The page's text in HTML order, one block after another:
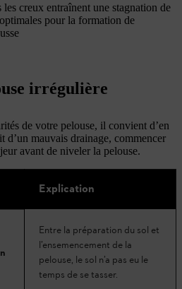
les creux entraînent une stagnation de
pour la formation de
irrégulière
de votre pelouse, il convient d’en
d’un mauvais drainage, commencer
avant de niveler la pelouse.
Explication
Entre la préparation du sol et
l’ensemencement de la
pelouse, le sol n’a pas eu le
temps de se tasser.